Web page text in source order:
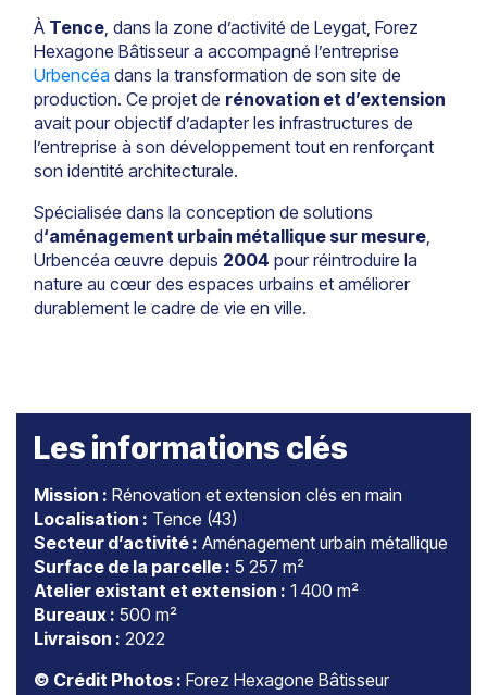
À Tence, dans la zone d’activité de Leygat, Forez
Hexagone Bâtisseur a accompagné l’entreprise
Urbencéa dans la transformation de son site de
production. Ce projet de rénovation et d’extension
avait pour objectif d’adapter les infrastructures de
l’entreprise à son développement tout en renforçant
son identité architecturale.
Spécialisée dans la conception de solutions
d‘aménagement urbain métallique sur mesure,
Urbencéa œuvre depuis 2004 pour réintroduire la
nature au cœur des espaces urbains et améliorer
durablement le cadre de vie en ville.
Les informations clés
Mission : Rénovation et extension clés en main
Localisation : Tence (43)
Secteur d’activité : Aménagement urbain métallique
Surface de la parcelle : 5 257 m²
Atelier existant et extension : 1 400 m²
Bureaux : 500 m²
Livraison : 2022
© Crédit Photos : Forez Hexagone Bâtisseur